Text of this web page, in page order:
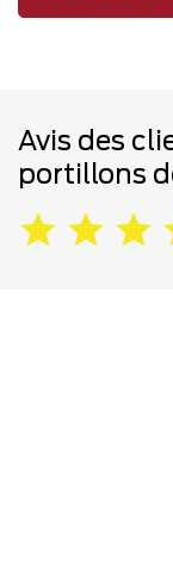
Avis des
portillons